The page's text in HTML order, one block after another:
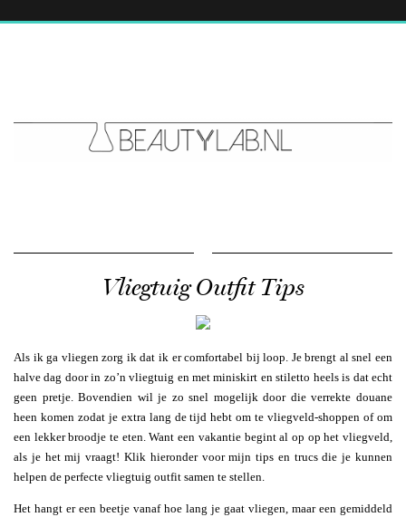
Vliegtuig Outfit Tips
Als ik ga vliegen zorg ik dat ik er comfortabel bij loop. Je brengt al snel een
halve dag door in zo’n vliegtuig en met miniskirt en stiletto heels is dat echt
geen pretje. Bovendien wil je zo snel mogelijk door die verrekte douane
heen komen zodat je extra lang de tijd hebt om te vliegveld-shoppen of om
een lekker broodje te eten. Want een vakantie begint al op op het vliegveld,
als je het mij vraagt! Klik hieronder voor mijn tips en trucs die je kunnen
helpen de perfecte vliegtuig outfit samen te stellen.
Het hangt er een beetje vanaf hoe lang je gaat vliegen, maar een gemiddeld